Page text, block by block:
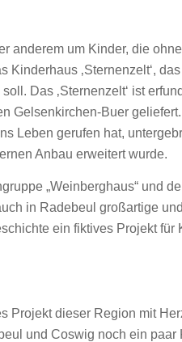
anderem um Kinder, die
Kinderhaus ‚Sternenzelt‘,
Das ‚Sternenzelt‘ ist
Gelsenkirchen-Buer
Leben gerufen hat,
Anbau erweitert wurde.
„Weinberghaus“ und
in Radebeul großartige
ein fiktives Projekt
Projekt dieser Region mit
und Coswig noch ein